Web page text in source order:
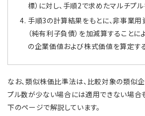
標）に対し、手順2で求めたマルチプ
手順3の計算結果をもとに、非事業用
（純有利子負債）を加減算することに
の企業価値および株式価値を算定す
なお、類似株価比準法は、比較対象の類似
プル数が少ない場合には適用できない場合
下のページで解説しています。